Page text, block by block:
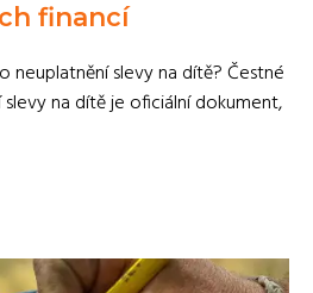
financí
neuplatnění slevy na dítě? Čestné
na dítě je oficiální dokument,